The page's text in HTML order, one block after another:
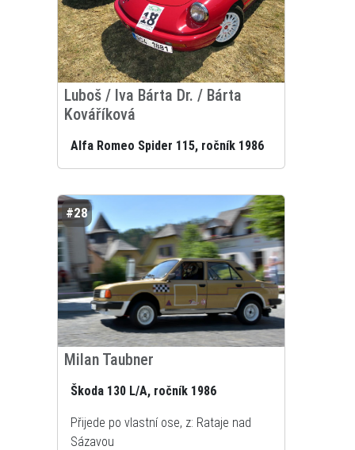
Luboš / Iva Bárta Dr. / Bárta
Kováříková
Alfa Romeo Spider 115, ročník 1986
#28
Milan Taubner
Škoda 130 L/A, ročník 1986
Přijede po vlastní ose, z: Rataje nad
Sázavou